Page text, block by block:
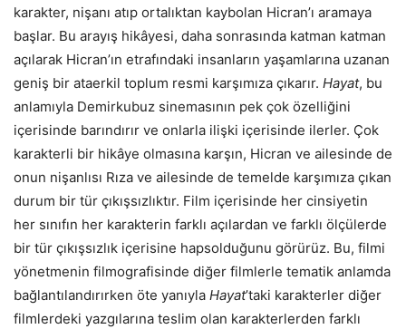
karakter, nişanı atıp ortalıktan kaybolan Hicran’ı aramaya
başlar. Bu arayış hikâyesi, daha sonrasında katman katman
açılarak Hicran’ın etrafındaki insanların yaşamlarına uzanan
geniş bir ataerkil toplum resmi karşımıza çıkarır. Hayat, bu
anlamıyla Demirkubuz sinemasının pek çok özelliğini
içerisinde barındırır ve onlarla ilişki içerisinde ilerler. Çok
karakterli bir hikâye olmasına karşın, Hicran ve ailesinde de
onun nişanlısı Rıza ve ailesinde de temelde karşımıza çıkan
durum bir tür çıkışsızlıktır. Film içerisinde her cinsiyetin
her sınıfın her karakterin farklı açılardan ve farklı ölçülerde
bir tür çıkışsızlık içerisine hapsolduğunu görürüz. Bu, filmi
yönetmenin filmografisinde diğer filmlerle tematik anlamda
bağlantılandırırken öte yanıyla Hayat’taki karakterler diğer
filmlerdeki yazgılarına teslim olan karakterlerden farklı